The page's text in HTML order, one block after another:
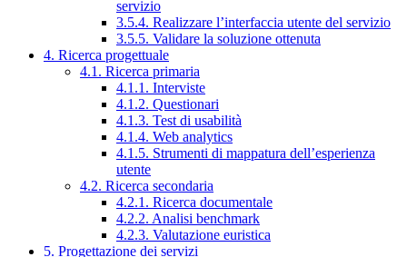
servizio
3.5.4. Realizzare l’interfaccia utente del servizio
3.5.5. Validare la soluzione ottenuta
4. Ricerca progettuale
4.1. Ricerca primaria
4.1.1. Interviste
4.1.2. Questionari
4.1.3. Test di usabilità
4.1.4. Web analytics
4.1.5. Strumenti di mappatura dell’esperienza
utente
4.2. Ricerca secondaria
4.2.1. Ricerca documentale
4.2.2. Analisi benchmark
4.2.3. Valutazione euristica
5. Progettazione dei servizi